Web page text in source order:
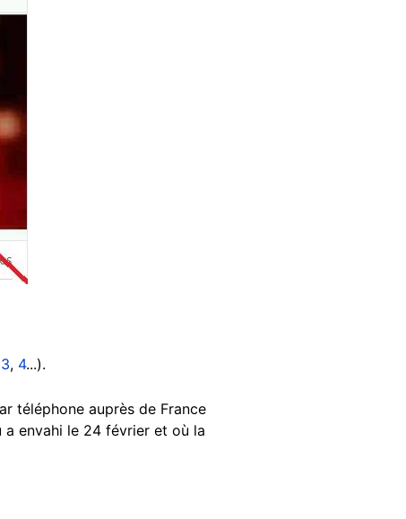
3, 4...).
téléphone auprès de France
a envahi le 24 février et où la